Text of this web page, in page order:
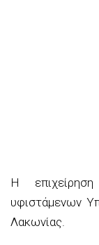
Η
υφιστάμενων
Λακωνίας.